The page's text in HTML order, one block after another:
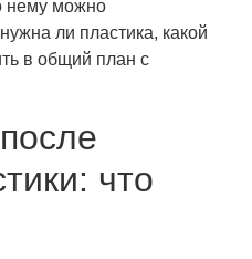
нему можно
ли пластика, какой
в общий план с
что